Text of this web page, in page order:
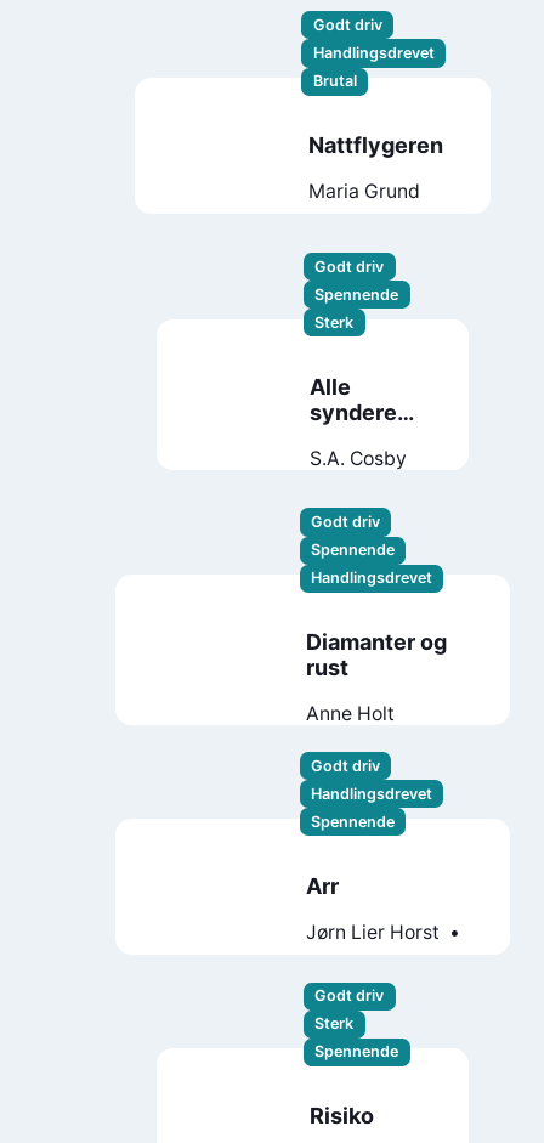
Godt driv
Handlingsdrevet
Brutal
Nattflygeren
Maria Grund
Godt driv
Spennende
Sterk
Alle
syndere
S.A. Cosby
Godt driv
Spennende
Handlingsdrevet
Diamanter og
rust
Anne Holt
Godt driv
Handlingsdrevet
Spennende
Arr
Jørn Lier Horst
Godt driv
Sterk
Spennende
Risiko